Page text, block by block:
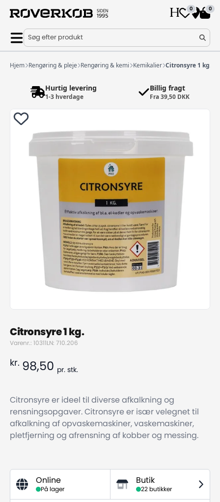
0 0
Søg efter produkt
Hjem Rengøring & pleje Rengøring & kemi Kemikalier Citronsyre 1 kg.
Hurtig levering
1-3 hverdage
Billig fragt
Fra 39,50 DKK
Citronsyre 1 kg.
Varenr.: 10311 LN: 710.206
kr. 98,50 pr. stk.
Citronsyre er ideel til diverse afkalkning og
rensningsopgaver. Citronsyre er især velegnet til
afkalkning af opvaskemaskiner, vaskemaskiner,
pletfjerning og afrensning af kobber og messing.
Online
På lager
Butik
22 butikker